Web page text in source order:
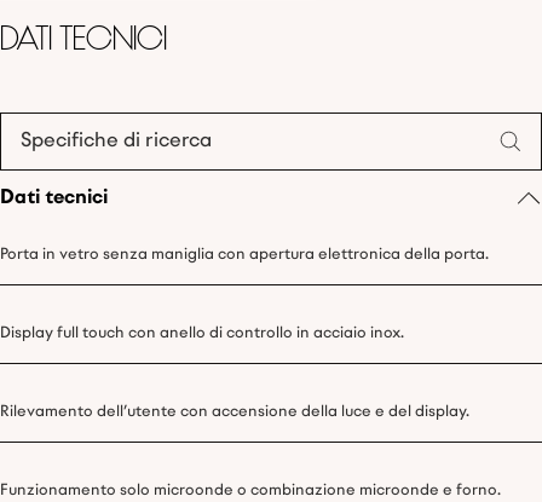
Dati tecnici
Specifiche di ricerca
Dati tecnici
Porta in vetro senza maniglia con apertura elettronica della porta.
Display full touch con anello di controllo in acciaio inox.
Rilevamento dell’utente con accensione della luce e del display.
Funzionamento solo microonde o combinazione microonde e forno.